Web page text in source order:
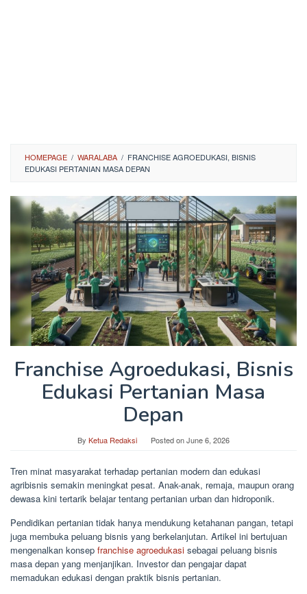
HOMEPAGE / WARALABA / FRANCHISE AGROEDUKASI, BISNIS
EDUKASI PERTANIAN MASA DEPAN
Franchise Agroedukasi, Bisnis
Edukasi Pertanian Masa
Depan
By Ketua Redaksi Posted onJune 6, 2026
Tren minat masyarakat terhadap pertanian modern dan edukasi
agribisnis semakin meningkat pesat. Anak-anak, remaja, maupun orang
dewasa kini tertarik belajar tentang pertanian urban dan hidroponik.
Pendidikan pertanian tidak hanya mendukung ketahanan pangan, tetapi
juga membuka peluang bisnis yang berkelanjutan. Artikel ini bertujuan
mengenalkan konsep franchise agroedukasi sebagai peluang bisnis
masa depan yang menjanjikan. Investor dan pengajar dapat
memadukan edukasi dengan praktik bisnis pertanian.